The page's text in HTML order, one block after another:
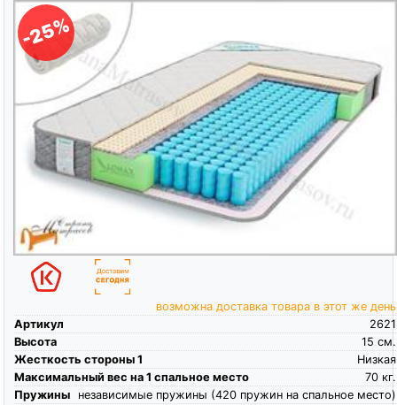
-25%
возможна доставка товара в этот же день
Артикул
2621
Высота
см.
15
Жесткость стороны 1
Низкая
Максимальный вес на 1 спальное место
кг.
70
Пружины
независимые пружины (420 пружин на спальное место)